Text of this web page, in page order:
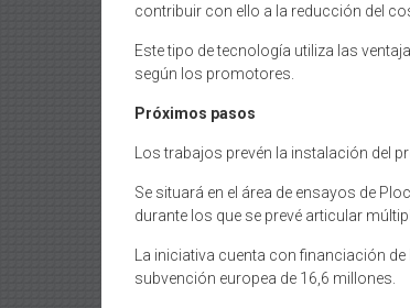
contribuir con ello a la reducción del
Este tipo de tecnología utiliza las
según los promotores.
Próximos pasos
Los trabajos prevén la instalación del
Se situará en el área de ensayos de
durante los que se prevé articular
La iniciativa cuenta con financiación
subvención europea de 16,6 millones.